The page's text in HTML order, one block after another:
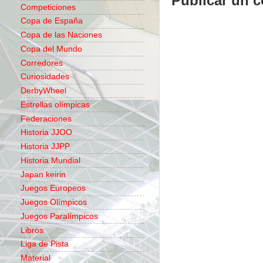
Competiciones
Copa de España
Copa de las Naciones
Copa del Mundo
Corredores
Curiosidades
DerbyWheel
Estrellas olímpicas
Federaciones
Historia JJOO
Historia JJPP
Historia Mundial
Japan keirin
Juegos Europeos
Juegos Olímpicos
Juegos Paralímpicos
Libros
Liga de Pista
Material